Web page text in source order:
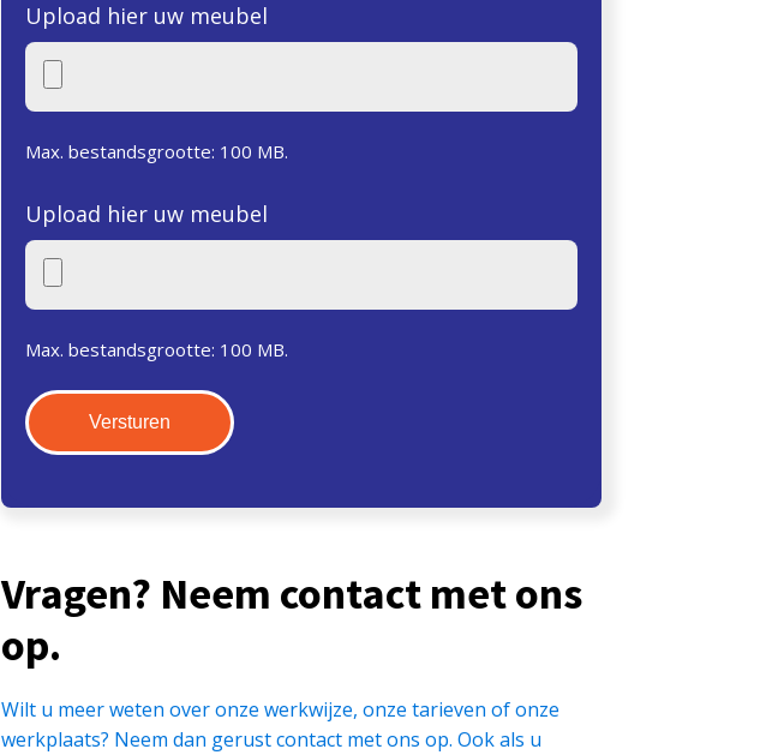
Upload hier uw meubel
Max. bestandsgrootte: 100 MB.
Upload hier uw meubel
Max. bestandsgrootte: 100 MB.
Vragen? Neem contact met ons
op.
Wilt u meer weten over onze werkwijze, onze tarieven of onze
werkplaats? Neem dan gerust contact met ons op. Ook als u